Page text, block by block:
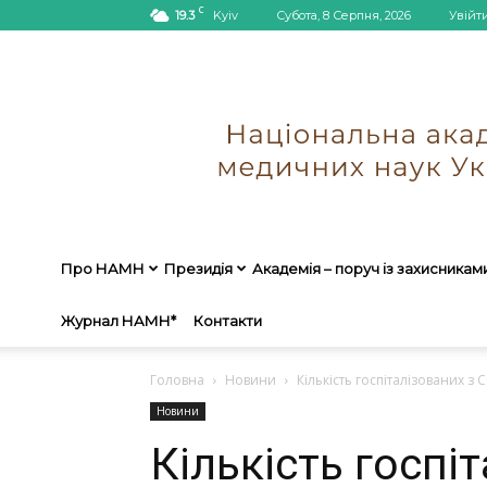
19.3 C Kyiv Субота, 8 Серпня, 2026
Про НАМН Президія Академія – поруч із
Журнал НАМН* Контакти
Головна Новини Кількість
Новини
Кількість